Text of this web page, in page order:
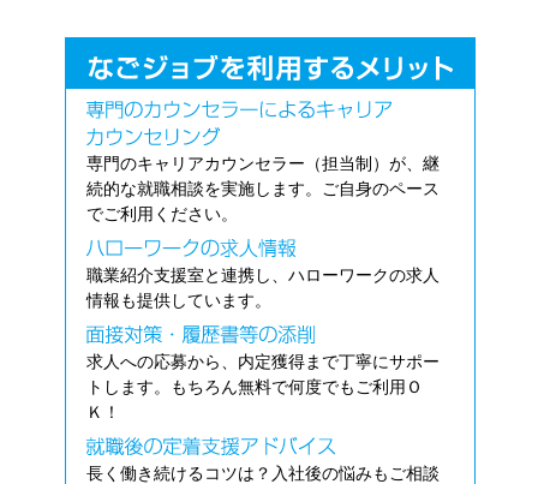
専門のキャリアカウンセラー（担当制）が、継
続的な就職相談を実施します。ご自身のペース
でご利用ください。
職業紹介支援室と連携し、ハローワークの求人
情報も提供しています。
求人への応募から、内定獲得まで丁寧にサポー
トします。もちろん無料で何度でもご利用Ｏ
Ｋ！
長く働き続けるコツは？入社後の悩みもご相談